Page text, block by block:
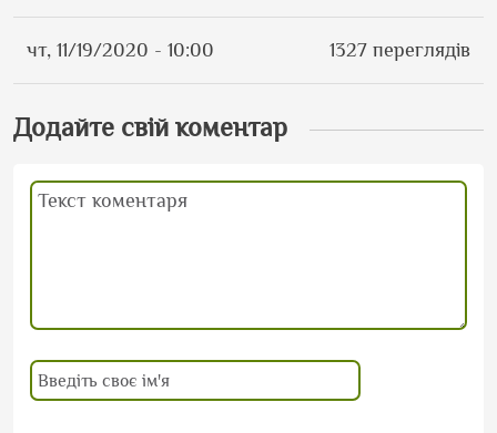
чт, 11/19/2020 - 10:00 1327 переглядів
Додайте свій коментар